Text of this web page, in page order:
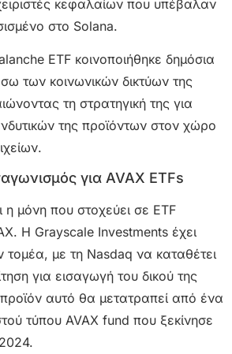
κεφαλαίων που υπέβαλαν
στο Solana.
ETF κοινοποιήθηκε δημόσια
των κοινωνικών δικτύων της
τη στρατηγική της για
της προϊόντων στον χώρο
για AVAX ETFs
η μόνη που στοχεύει σε ETF
Η Grayscale Investments έχει
τομέα, με τη Nasdaq να καταθέτει
για εισαγωγή του δικού της
αυτό θα μετατραπεί από ένα
τύπου AVAX fund που ξεκίνησε